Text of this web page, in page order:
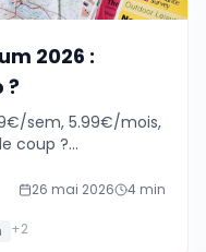
2026 :
?
sem, 5.99€/mois,
coup ?
26 mai 2026 4 min
+2